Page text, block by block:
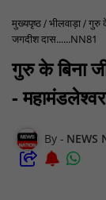
मुख्यपृष्ठ भीलवाड़ा गुरु
जगदीश दास......NN81
गुरु के बिना
-
NEWS